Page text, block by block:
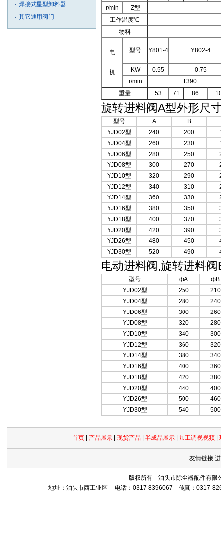
焊接式星型卸料器
其它通用阀门
r/min
Z型
工作温度℃
物料
电
机
型号 Y801-4 Y802-4
KW 0.55
0.75
r/min
1390
重量
53 71 86
旋转进料阀A型外形尺
型号 A
B
YJD02型
240 200
YJD04型
260 230
YJD06型
280 250
YJD08型
300 270
YJD10型
320 290
YJD12型
340 310
YJD14型
360 330
YJD16型
380 350
YJD18型
400 370
YJD20型
420 390
YJD26型
480 450
YJD30型
520 490
电动进料阀,旋转进料
型号 фA
фB
YJD02型
250
210
YJD04型
280
240
YJD06型
300
260
YJD08型
320
280
YJD10型
340
300
YJD12型
360
320
YJD14型
380
340
YJD16型
400
360
YJD18型
420
380
YJD20型
440
400
YJD26型
500
460
YJD30型
540 500
首页| 产品展示| 现货产品| 半成品展示| 加工调视视频|
友情链接:
版权所有 泊头市除尘器配件有
地址：泊头市西工业区 电话：0317-8396067 传真：0317-